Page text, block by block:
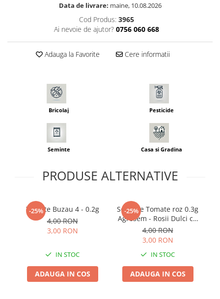
Seminte dovlecel / dovleac
Seminte mazare
Seminte pastarnac
Seminte ridichi
Seminte salata
Seminte sfecla
Seminte telina
Seminte varza
Seminte zucchini
Seminte Legume Profesionale
Seminte pentru germinare
Seminte trifoi
Data de livrare: maine, 10.08.2026
Cod Produs: 3965
Ai nevoie de ajutor? 0756 060 668
Adauga la Favorite Cere informatii
Bricolaj Pesticide
Seminte Casa si Gradina
PRODUSE ALTERNATIVE
-25%
Tomate Buzau 4 - 0.2g
4,00 RON
3,00 RON
IN STOC
ADAUGA IN COS
-25%
Seminte Tomate roz 0.3g
Agrosem - Rosii Dulci cu
Textura Fina si Carnoasa
4,00 RON
3,00 RON
IN STOC
ADAUGA IN COS